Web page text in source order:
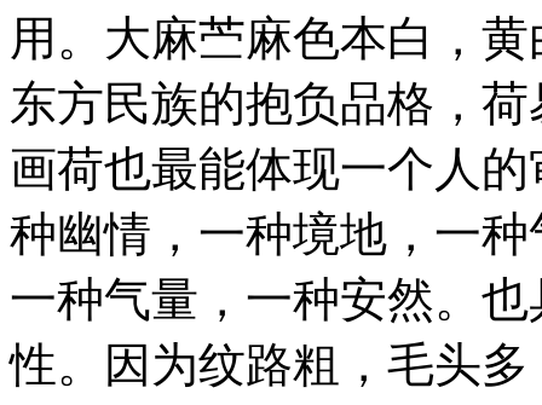
用。大麻苎麻色本白，
东方民族的抱负品格，
画荷也最能体现一个人
种幽情，一种境地，一
一种气量，一种安然。
性。因为纹路粗，毛头